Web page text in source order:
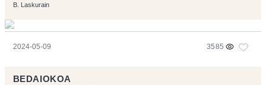
B. Laskurain
2024-05-09 3585
BEDAIOKOA